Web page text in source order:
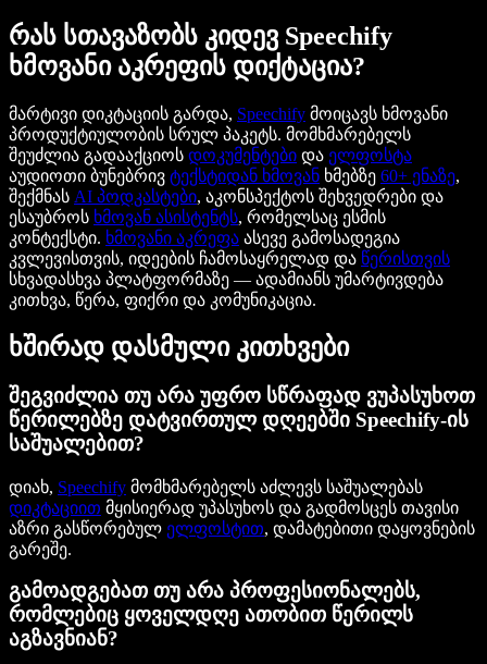
რას სთავაზობს კიდევ Speechify
ხმოვანი აკრეფის დიქტაცია?
მარტივი დიკტაციის გარდა, Speechify მოიცავს ხმოვანი
პროდუქტიულობის სრულ პაკეტს. მომხმარებელს
შეუძლია გადააქციოს დოკუმენტები და ელფოსტა
აუდიოთი ბუნებრივ ტექსტიდან ხმოვან ხმებზე 60+ ენაზე,
შექმნას AI პოდკასტები, აკონსპექტოს შეხვედრები და
ესაუბროს ხმოვან ასისტენტს, რომელსაც ესმის
კონტექსტი. ხმოვანი აკრეფა ასევე გამოსადეგია
კვლევისთვის, იდეების ჩამოსაყრელად და წერისთვის
სხვადასხვა პლატფორმაზე — ადამიანს უმარტივდება
კითხვა, წერა, ფიქრი და კომუნიკაცია.
ხშირად დასმული კითხვები
შეგვიძლია თუ არა უფრო სწრაფად ვუპასუხოთ
წერილებზე დატვირთულ დღეებში Speechify-ის
საშუალებით?
დიახ, Speechify მომხმარებელს აძლევს საშუალებას
დიკტაციით მყისიერად უპასუხოს და გადმოსცეს თავისი
აზრი გასწორებულ ელფოსტით, დამატებითი დაყოვნების
გარეშე.
გამოადგებათ თუ არა პროფესიონალებს,
რომლებიც ყოველდღე ათობით წერილს
აგზავნიან?